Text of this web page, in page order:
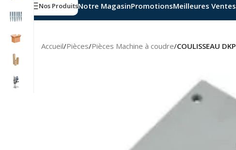
Nos ProduitsNotre MagasinPromotionsMeilleures Ventes
Accueil/Pièces/Pièces Machine à coudre/COULISSEAU DKP